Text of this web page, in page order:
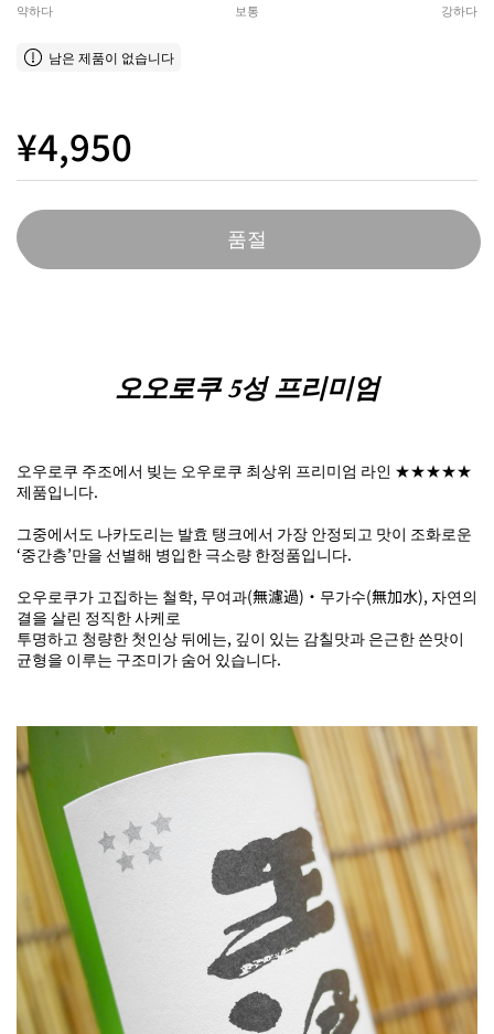
약하다 보통 강하다
남은 제품이 없습니다
¥4,950
품절
오오로쿠 5성 프리미엄
오우로쿠 주조에서 빚는 오우로쿠 최상위 프리미엄 라인 ★★★★★
제품입니다.
그중에서도 나카도리는 발효 탱크에서 가장 안정되고 맛이 조화로운
‘중간층’만을 선별해 병입한 극소량 한정품입니다.
오우로쿠가 고집하는 철학, 무여과(無濾過)・무가수(無加水), 자연의
결을 살린 정직한 사케로
투명하고 청량한 첫인상 뒤에는, 깊이 있는 감칠맛과 은근한 쓴맛이
균형을 이루는 구조미가 숨어 있습니다.